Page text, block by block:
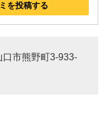
を投稿する
口市熊野町3-933-